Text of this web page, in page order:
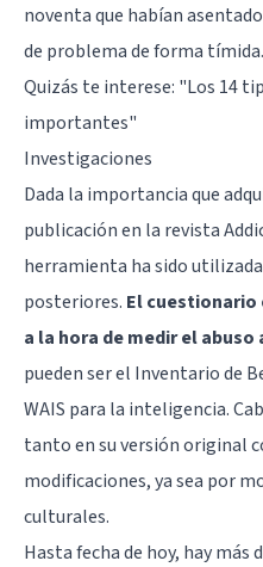
noventa que habían
de problema de forma tímida.
Quizás te interese: "Los 14
importantes"
Investigaciones
Dada la importancia que
publicación en la revista
herramienta ha sido
posteriores. El
a la hora de medir el
pueden ser el Inventario de
WAIS para la inteligencia.
tanto en su versión original
modificaciones, ya sea por
culturales.
Hasta fecha de hoy, hay